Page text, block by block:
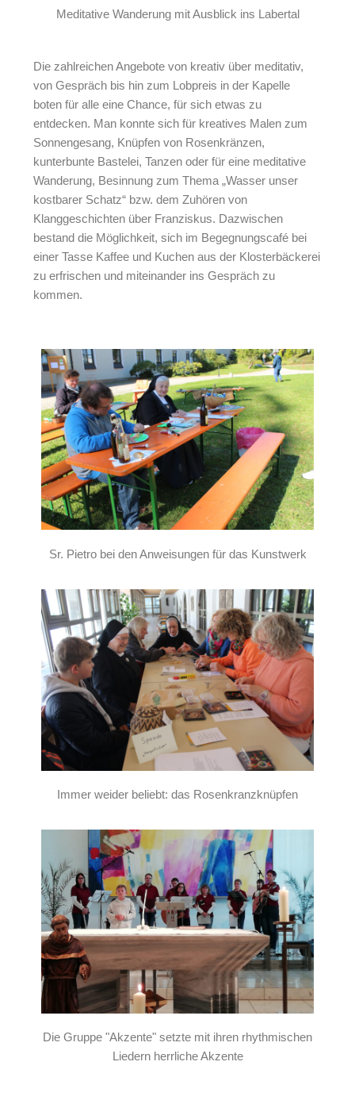
Meditative Wanderung mit Ausblick ins Labertal
Die zahlreichen Angebote von kreativ über meditativ,
von Gespräch bis hin zum Lobpreis in der Kapelle
boten für alle eine Chance, für sich etwas zu
entdecken. Man konnte sich für kreatives Malen zum
Sonnengesang, Knüpfen von Rosenkränzen,
kunterbunte Bastelei, Tanzen oder für eine meditative
Wanderung, Besinnung zum Thema „Wasser unser
kostbarer Schatz“ bzw. dem Zuhören von
Klanggeschichten über Franziskus. Dazwischen
bestand die Möglichkeit, sich im Begegnungscafé bei
einer Tasse Kaffee und Kuchen aus der Klosterbäckerei
zu erfrischen und miteinander ins Gespräch zu
kommen.
Sr. Pietro bei den Anweisungen für das Kunstwerk
Immer weider beliebt: das Rosenkranzknüpfen
Die Gruppe "Akzente" setzte mit ihren rhythmischen
Liedern herrliche Akzente